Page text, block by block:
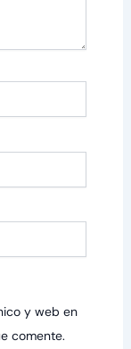
y web en
comente.